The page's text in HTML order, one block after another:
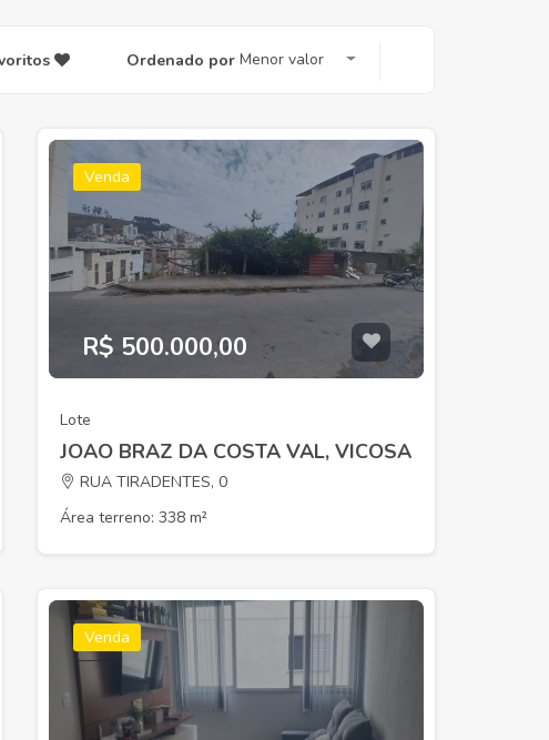
Ordenado por Menor valor
Venda
R$ 500.000,00
Lote
JOAO BRAZ DA COSTA VAL, VICOSA
RUA TIRADENTES, 0
Área terreno: 338 m²
Venda